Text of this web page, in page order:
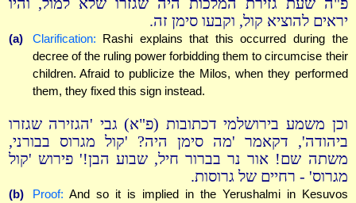
פ"ה שעת גזירת המלכות היה שגזרו שלא למול, והיו
יראים להוציא קול, וקבעו סימן זה.
(a) Clarification: Rashi explains that this occurred during the
decree of the ruling power forbidding them to circumcise their
children. Afraid to publicize the Milos, when they performed
them, they fixed this sign instead.
וכן משמע בירושלמי דכתובות (פ"א) גבי 'הגזירה שגזרו
ביהודה', דקאמר 'מה סימן היה? 'קול מגרוס בבורני,
משתה שם! אור נר בברור חיל, שבוע הבן!' פירוש 'קול
מגרוס' - רחיים של גרוסות.
(b) Proof: And so it is implied in the Yerushalmi in Kesuvos